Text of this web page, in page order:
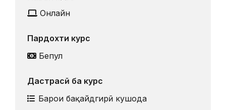
Онлайн
Пардохти курс
Бепул
Дастрасӣ ба курс
Барои бақайдгирӣ кушода